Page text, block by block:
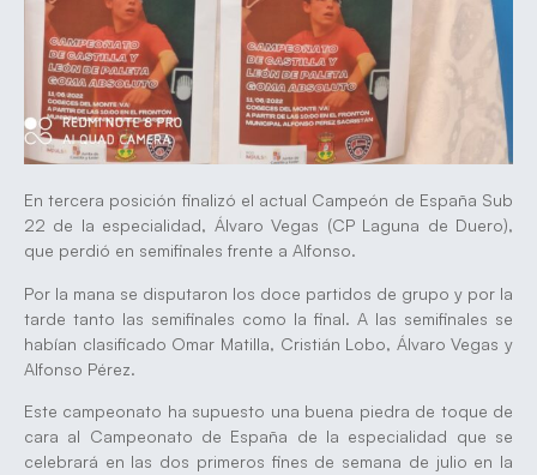
En tercera posición finalizó el actual Campeón de España Sub
22 de la especialidad, Álvaro Vegas (CP Laguna de Duero),
que perdió en semifinales frente a Alfonso.
Por la mana se disputaron los doce partidos de grupo y por la
tarde tanto las semifinales como la final. A las semifinales se
habían clasificado Omar Matilla, Cristián Lobo, Álvaro Vegas y
Alfonso Pérez.
Este campeonato ha supuesto una buena piedra de toque de
cara al Campeonato de España de la especialidad que se
celebrará en las dos primeros fines de semana de julio en la